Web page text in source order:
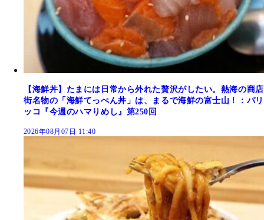
【海鮮丼】たまには日常から外れた贅沢がしたい。熱海の商店
街名物の「海鮮てっぺん丼」は、まるで海鮮の富士山！：パリ
ッコ『今週のハマりめし』第250回
2026年08月07日 11:40